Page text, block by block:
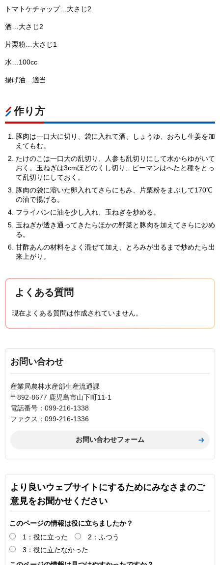
トマトケチャップ…大さじ2
酒…大さじ2
片栗粉…大さじ1
水…100cc
揚げ油…適当
作り方
豚肉は一口大に切り、袋に入れて酒、しょうゆ、おろし生姜を加
えてもむ。
たけのこは一口大の乱切り、人参も乱切りにして水からゆがいて
おく。玉ねぎは3cmほどのくし切り、ピーマンはへたと種をとっ
て乱切りにしておく。
豚肉の袋に溶いた卵入れてさらにもみ、片栗粉をまぶして170℃
の油で揚げる。
フライパンに油を少し入れ、玉ねぎを炒める。
玉ねぎが透き通ってきたらほかの野菜と豚肉を加えてさらに炒め
る。
甘酢あんの材料をよく混ぜて加え、とろみが出るまで炒めたら出
来上がり。
よくある質問
現在よくある質問は作成されていません。
お問い合わせ
産業局農林水産部生産流通課
〒892-8677 鹿児島市山下町11-1
電話番号：099-216-1338
ファクス：099-216-1336
より良いウェブサイトにするためにみなさまのご
意見をお聞かせください
このページの情報は役に立ちましたか？
1：役に立った
2：ふつう
3：役に立たなかった